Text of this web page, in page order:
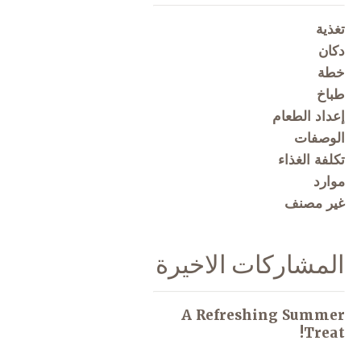
تغذية
دكان
خطة
طباخ
إعداد الطعام
الوصفات
تكلفة الغذاء
موارد
غير مصنف
المشاركات الاخيرة
A Refreshing Summer
Treat!